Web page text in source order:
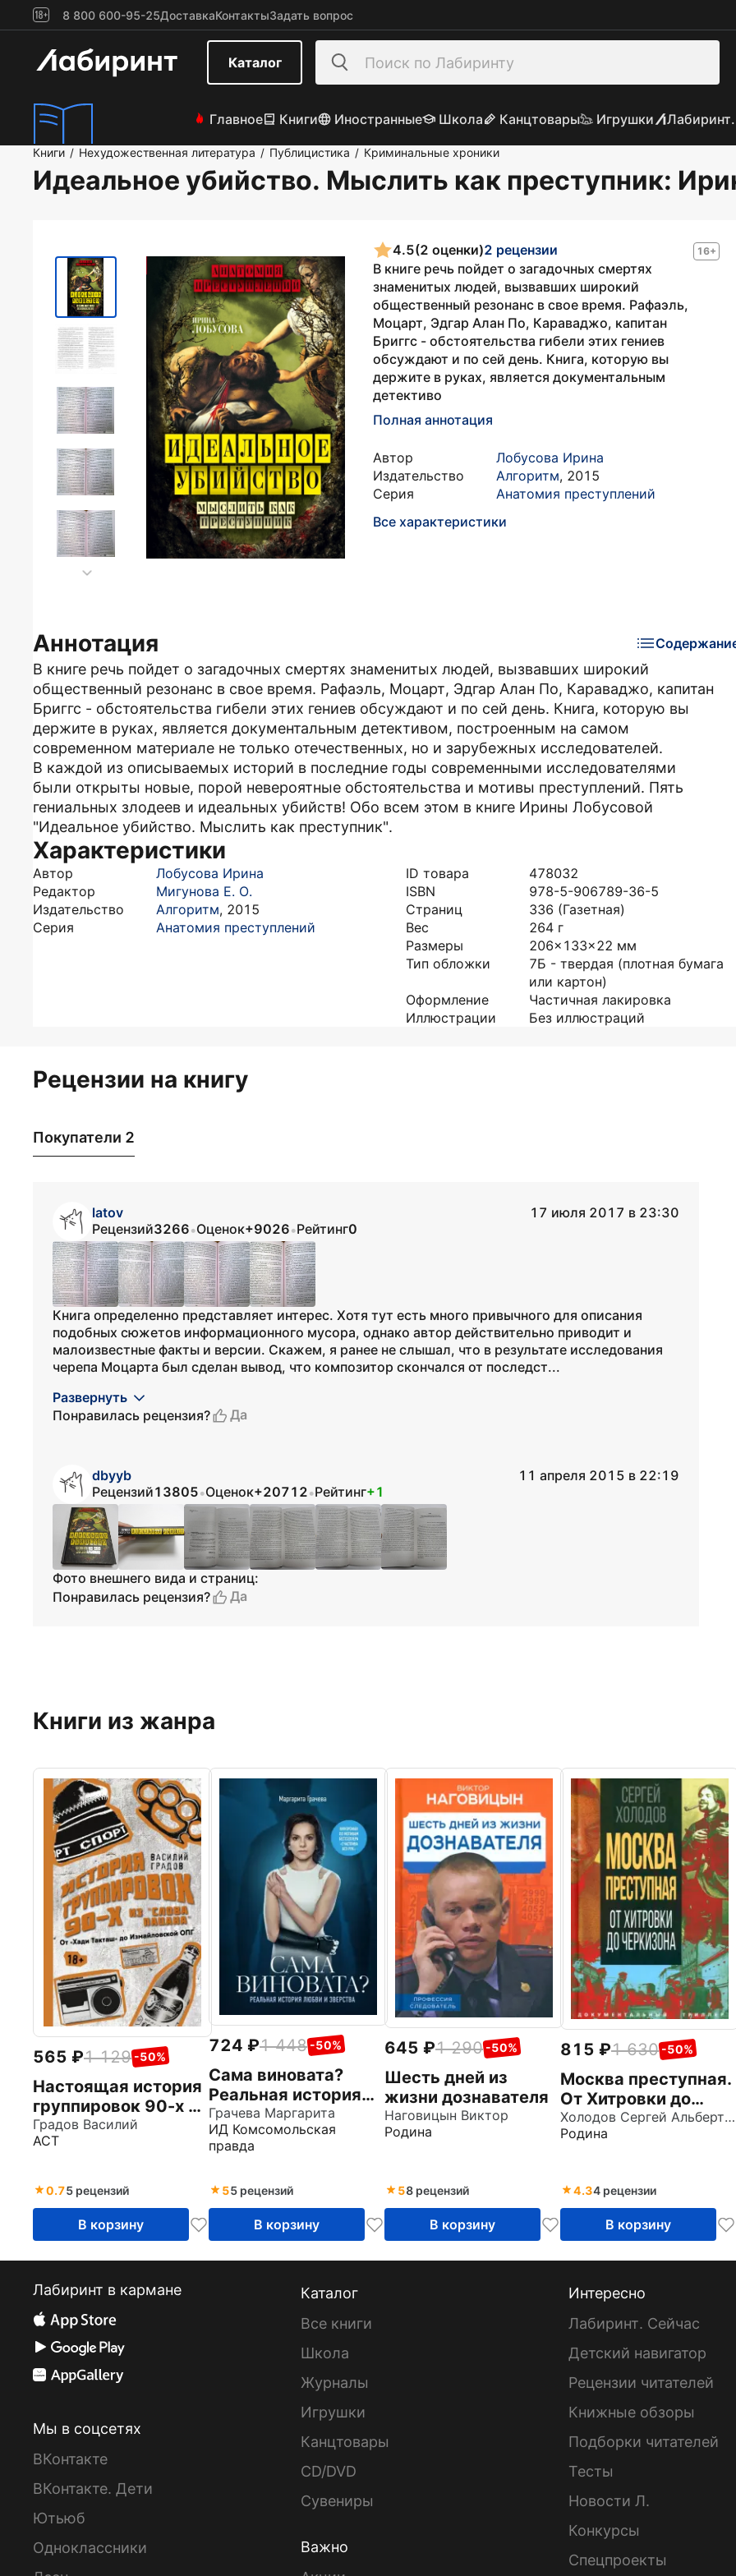
8 800 600-95-25ДоставкаКонтактыЗадать вопрос
Каталог
Главное Книги Иностранные Школа Канцтовары Игрушки
Книги / Нехудожественная литература / Публицистика / Криминальные хроники
Идеальное убийство. Мыслить как преступник:
16+
4.5(2 оценки)2 рецензии
В книге речь пойдет о загадочных смертях
знаменитых людей, вызвавших широкий
общественный резонанс в свое время. Рафаэль,
Моцарт, Эдгар Алан По, Караваджо, капитан
Бриггс - обстоятельства гибели этих гениев
обсуждают и по сей день. Книга, которую вы
держите в руках, является документальным
детективо
Полная аннотация
Автор
Лобусова Ирина
Издательство
Алгоритм, 2015
Серия
Анатомия преступлений
Все характеристики
Аннотация
В книге речь пойдет о загадочных смертях знаменитых людей, вызвавших широкий
общественный резонанс в свое время. Рафаэль, Моцарт, Эдгар Алан По, Караваджо, капитан
Бриггс - обстоятельства гибели этих гениев обсуждают и по сей день. Книга, которую вы
держите в руках, является документальным детективом, построенным на самом
современном материале не только отечественных, но и зарубежных исследователей.
В каждой из описываемых историй в последние годы современными исследователями
были открыты новые, порой невероятные обстоятельства и мотивы преступлений. Пять
гениальных злодеев и идеальных убийств! Обо всем этом в книге Ирины Лобусовой
"Идеальное убийство. Мыслить как преступник".
Характеристики
Автор
Лобусова Ирина
Редактор
Мигунова Е. О.
Издательство
Алгоритм, 2015
Серия
Анатомия преступлений
ID товара
478032
ISBN
978-5-906789-36-5
Страниц
336 (Газетная)
Вес
264 г
Размеры
206x133x22 мм
Тип обложки
7Б - твердая (плотная бумага
или картон)
Оформление
Частичная лакировка
Иллюстрации
Без иллюстраций
Рецензии на книгу
Покупатели 2
latov
17 июля 2017 в 23:30
Рецензий3266•Оценок+9026•Рейтинг0
Книга определенно представляет интерес. Хотя тут есть много привычного для описания
подобных сюжетов информационного мусора, однако автор действительно приводит и
малоизвестные факты и версии. Скажем, я ранее не слышал, что в результате исследования
черепа Моцарта был сделан вывод, что композитор скончался от последст...
Развернуть
Понравилась рецензия?
Да
dbyyb
11 апреля 2015 в 22:19
Рецензий13805•Оценок+20712•Рейтинг+1
Фото внешнего вида и страниц:
Понравилась рецензия?
Да
Книги из жанра
565 1 129 -50%
Настоящая история
группировок 90-х из
Слова пацана. От
Хади Такташ до
Градов Василий
АСТ
0.75 рецензий
В корзину
724 1 448 -50%
Сама виновата?
Реальная история
любви и зверства
Грачева Маргарита
ИД Комсомольская
правда
55 рецензий
В корзину
645 1 290 -50%
Шесть дней из
жизни дознавателя
Наговицын Виктор
Родина
58 рецензий
В корзину
815 1 630 -50%
Москва преступная.
От Хитровки до
Черкизона
Холодов Сергей Альбертович
Родина
4.34 рецензии
В корзину
Лабиринт в кармане
Мы в соцсетях
ВКонтакте
ВКонтакте. Дети
Ютьюб
Одноклассники
Каталог
Все книги
Школа
Журналы
Игрушки
Канцтовары
CD/DVD
Сувениры
Важно
Интересно
Лабиринт. Сейчас
Детский навигатор
Рецензии читателей
Книжные обзоры
Подборки читателей
Тесты
Новости Л.
Конкурсы
Спецпроекты